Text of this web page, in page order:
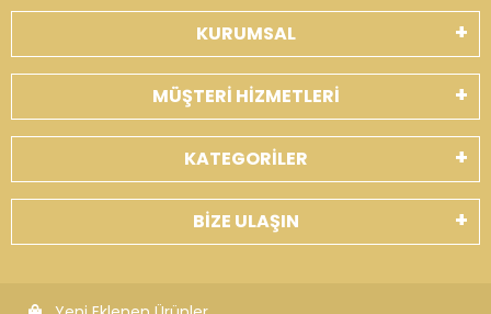
KURUMSAL
MÜŞTERİ HİZMETLERİ
KATEGORİLER
BİZE ULAŞIN